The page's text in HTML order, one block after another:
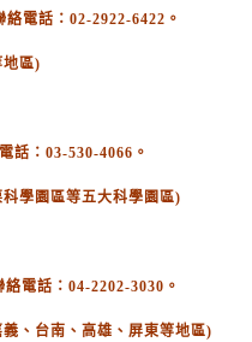
電話：02-2922-6422。
地區)
話：03-530-4066。
學園區等五大科學園區)
電話：04-2202-3030。
、台南、高雄、屏東等地區)